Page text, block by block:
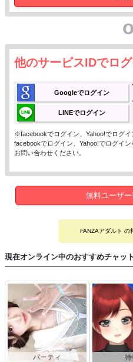
他のサービスIDでロ
Googleでログイン
LINEでログイン
※facebookでログイン、Yahoo!でログイ
facebookでログイン、Yahoo!でログイ
お問い合わせください。
無料ユーザ
FANZAアダルト の
現在オンライン中のおすすめチャッ
パーティ